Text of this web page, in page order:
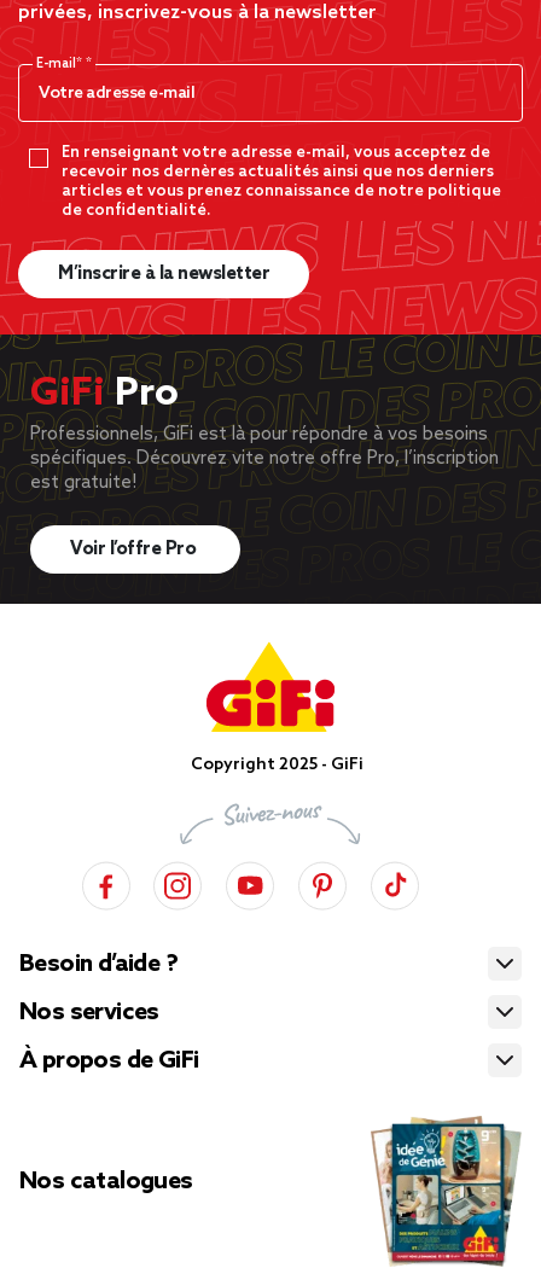
privées, inscrivez-vous à la newsletter
E-mail*
En renseignant votre adresse e-mail, vous acceptez de
recevoir nos dernères actualités ainsi que nos derniers
articles et vous prenez connaissance de notre politique
de confidentialité.
M’inscrire à la newsletter
GiFiPro
Professionnels, GiFi est là pour répondre à vos besoins
spécifiques. Découvrez vite notre offre Pro, l’inscription
est gratuite!
Voir l’offre Pro
Copyright 2025 - GiFi
Besoin d’aide ?
Nos services
À propos de GiFi
Nos catalogues